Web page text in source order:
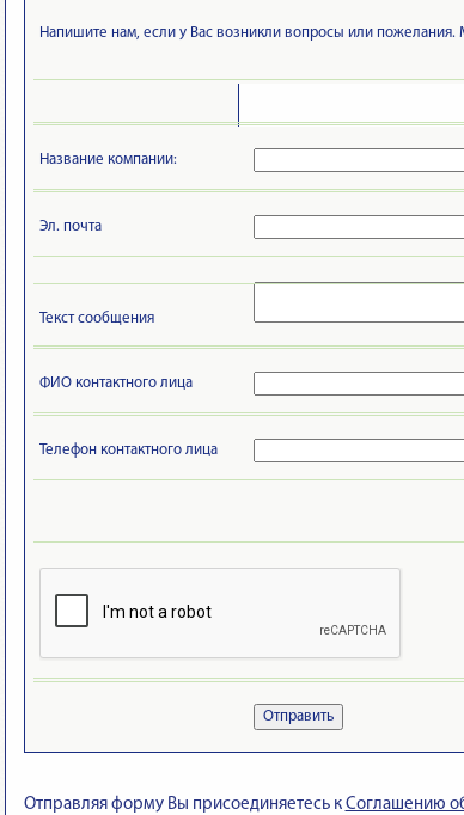
Напишите нам, если у Вас возникли вопросы или
Название компании:
Эл. почта
Текст сообщения
ФИО контактного лица
Телефон контактного лица
Отправить
Отправляя форму Вы присоединяетесь к Cоглашению